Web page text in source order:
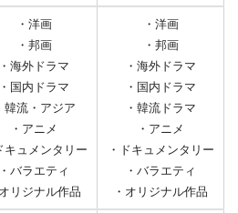
・洋画
・邦画
・海外ドラマ
・国内ドラマ
韓流・アジア
・アニメ
キュメンタリー
・バラエティ
リジナル作品
・洋画
・邦画
・海外ドラマ
・国内ドラマ
・韓流ドラマ
・アニメ
・ドキュメンタリー
・バラエティ
・オリジナル作品